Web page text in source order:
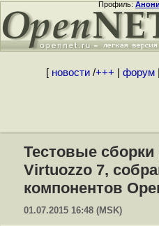
Профиль:
[ новости/+++ форум|
Тестовые
Virtuozzo 7,
компонентов
01.07.2015 16:48 (MSK)